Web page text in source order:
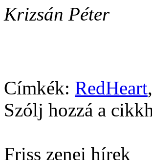
Krizsán Péter
Címkék: RedHeart,
Szólj hozzá a
Friss zenei hírek